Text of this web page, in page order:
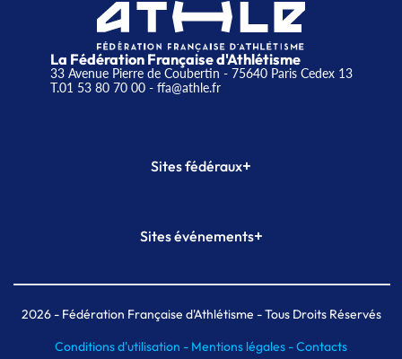
La Fédération Française d'Athlétisme
33 Avenue Pierre de Coubertin - 75640 Paris Cedex 13
T.01 53 80 70 00- ffa@athle.fr
Sites fédéraux+
Plateforme Formation
Sites événements+
Meeting de Paris indoor
MAIF Ekiden de Paris
2026- Fédération Française d'Athlétisme - Tous Droits Réservés
Conditions d'utilisation - Mentions légales -Contacts